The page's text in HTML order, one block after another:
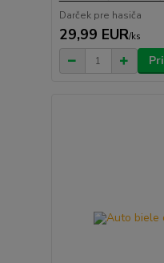
Darček pre hasiča
29,99 EUR/ks